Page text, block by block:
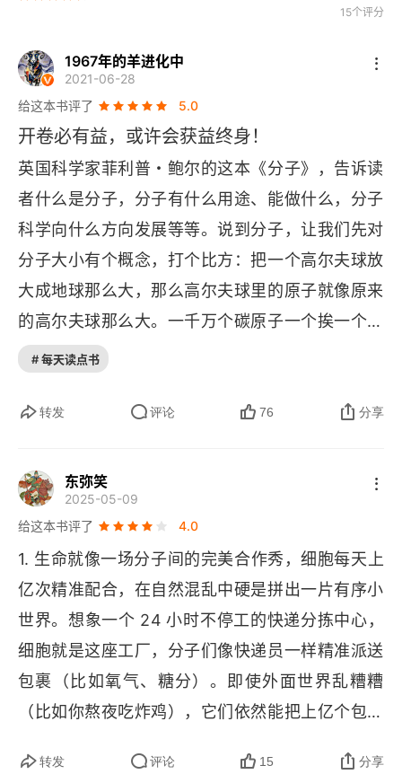
RNA的世界
合成生命
第三章 承载压力：由分子而来的材料
身体的缆绳
网之梦
细胞的骨架
碳纳米管
第四章 燃烧：分子与能量
燃烧的糖
消化系统
齿轮嵌齿轮
结合氧气
绿叶的能量
轰然结尾
第五章 运动的精灵：分子马达
15个评分
1967年的羊进化中
2021-06-28
给这本书评了
5.0
开卷必有益，或许会获益终身！
英国科学家菲利普・鲍尔的这本《分子》，告诉读
者什么是分子，分子有什么用途、能做什么，分子
科学向什么方向发展等等。说到分子，让我们先对
分子大小有个概念，打个比方：把一个高尔夫球放
大成地球那么大，那么高尔夫球里的原子就像原来
的高尔夫球那么大。一千万个碳原子一个挨一个地
连起来，能连成一毫米长。关于科学，历来有不同
大・芬德莱在 1916 年说：“有的人仅凭一己之力扩
蒙昧无知的社会大众却疑虑重重，横眉冷对。” 学
习，让自己不再愚昧无知，更不要横眉冷对。这本
书，很大程度上只着重于生命的分子，即生物化
学。若要明白学习通识的重要性，看看书中的一段
话：我称了一克的糖放到白金坩埚（大宝贝）里，
在火上加热。先是一阵来自焦糖的家庭气味和孩子
气味，但接着火焰变成蓝灰色，气味也不一样，是
金属的、无机的（事实上，是反有机的）气味
—— 一个化学家没有嗅觉就麻烦了。至此，不太
可能弄错了：过滤它，酸化它，用启普发生器产生
# 每天读点书
转发 评论 76 分享
东弥笑
2025-05-09
给这本书评了
4.0
1. 生命就像一场分子间的完美合作秀，细胞每天上
亿次精准配合，在自然混乱中硬是拼出一片有序小
世界。想象一个 24 小时不停工的快递分拣中心，
细胞就是这座工厂，分子们像快递员一样精准派送
包裹（比如氧气、糖分）。即使外面世界乱糟糟
（比如你熬夜吃炸鸡），它们依然能把上亿个包裹
活蹦乱跳的身体。2. 蜘蛛丝暗藏分子工程密码，叶
转发 评论 15 分享